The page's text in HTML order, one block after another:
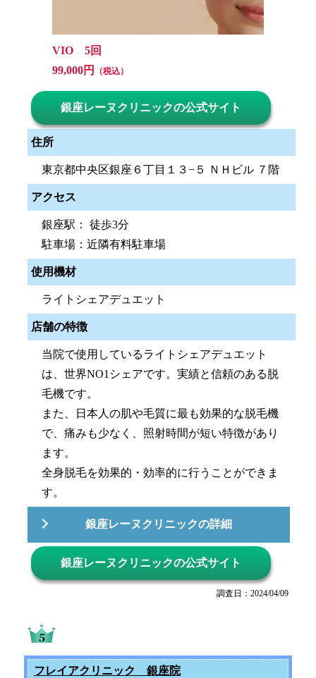
VIO 5回
99,000円
（税込）
銀座レーヌクリニックの公式サイト
住所
東京都中央区銀座６丁目１３−５ ＮＨビル ７階
アクセス
銀座駅： 徒歩3分
駐車場：近隣有料駐車場
使用機材
ライトシェアデュエット
店舗の特徴
当院で使用しているライトシェアデュエット
は、世界NO1シェアです。実績と信頼のある脱
毛機です。
また、日本人の肌や毛質に最も効果的な脱毛機
で、痛みも少なく、照射時間が短い特徴があり
ます。
全身脱毛を効果的・効率的に行うことができま
す。
銀座レーヌクリニックの詳細
銀座レーヌクリニックの公式サイト
調査日：2024/04/09
フレイアクリニック 銀座院